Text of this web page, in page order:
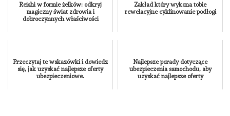
Reishi w formie żelków: odkryj
magiczny świat zdrowia i
dobroczynnych właściwości
Zakład który wykona tobie
rewelacyjne cyklinowanie podłogi
Przeczytaj te wskazówki i dowiedz
się, jak uzyskać najlepsze oferty
ubezpieczeniowe.
Najlepsze porady dotyczące
ubezpieczenia samochodu, aby
uzyskać najlepsze oferty